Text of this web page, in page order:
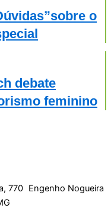
o
debate
feminino
770 Engenho Nogueira